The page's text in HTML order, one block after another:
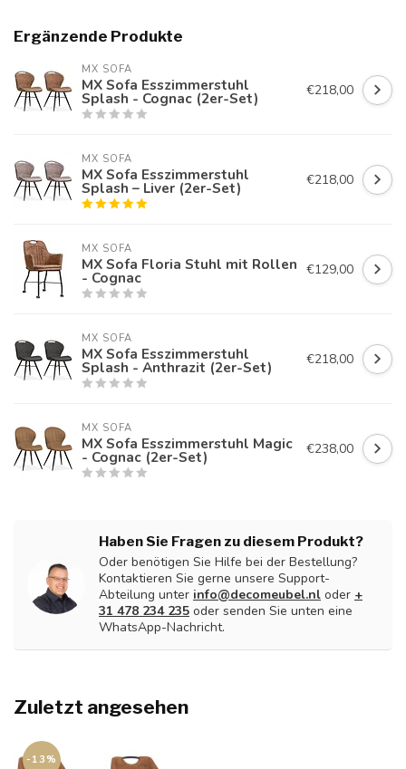
Ergänzende Produkte
MX SOFA
MX Sofa Esszimmerstuhl
Splash - Cognac (2er-Set) €218,00
MX SOFA
MX Sofa Esszimmerstuhl
Splash – Liver (2er-Set) €218,00
MX SOFA
MX Sofa Floria Stuhl mit Rollen
- Cognac €129,00
MX SOFA
MX Sofa Esszimmerstuhl
Splash - Anthrazit (2er-Set) €218,00
MX SOFA
MX Sofa Esszimmerstuhl Magic
- Cognac (2er-Set) €238,00
Haben Sie Fragen zu diesem Produkt?
Oder benötigen Sie Hilfe bei der Bestellung?
Kontaktieren Sie gerne unsere Support-
Abteilung unter info@decomeubel.nl oder +
31 478 234 235 oder senden Sie unten eine
WhatsApp-Nachricht.
Zuletzt angesehen
-13%